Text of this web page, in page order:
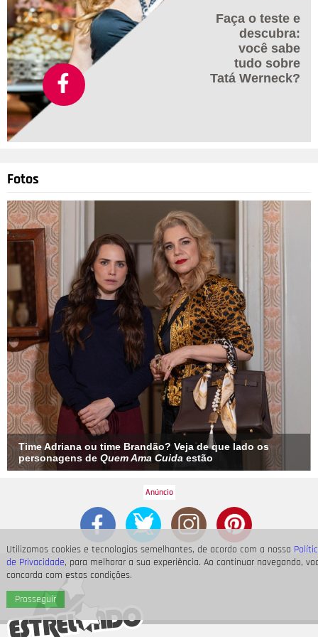
Utilizamos cookies e tecnologias semelhantes, de acordo com a nossa
de Privacidade, para melhorar a sua experiência. Ao continuar navegando,
concorda com estas condições.
Prosseguir
Faça o teste e
descubra:
você sabe
tudo sobre
Tatá Werneck?
Fotos
Time Adriana ou time Brandão? Veja de que lado os
personagens de Quem Ama Cuida estão